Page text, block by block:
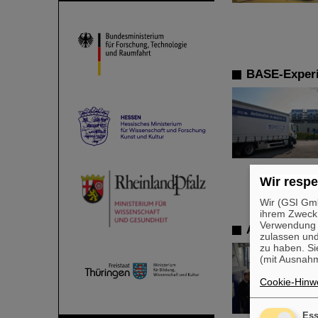
BASE-
ALICE-
Wir
Wir (GSI
ihrem
zulassen
zu haben.
(mit
Cookie-